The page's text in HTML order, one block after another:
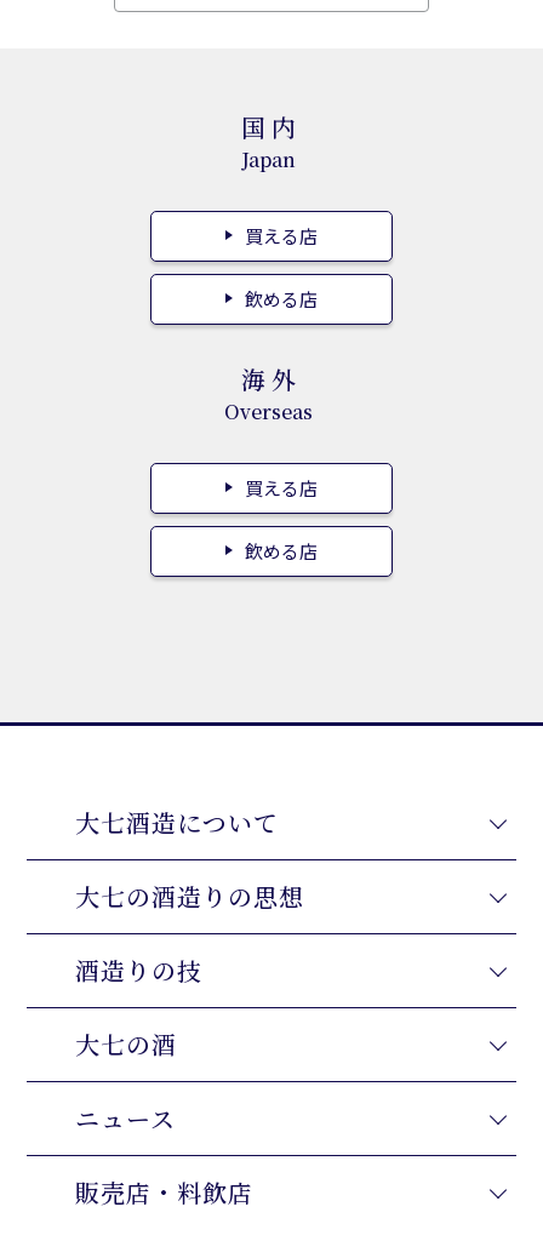
国内
Japan
買える店
飲める店
海外
Overseas
買える店
飲める店
大七酒造について
大七の酒造りの思想
酒造りの技
大七の酒
ニュース
販売店・料飲店